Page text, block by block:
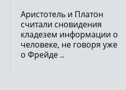
Аристотель и Платон
считали сновидения
кладезем информации о
человеке, не говоря уже
о Фрейде ..